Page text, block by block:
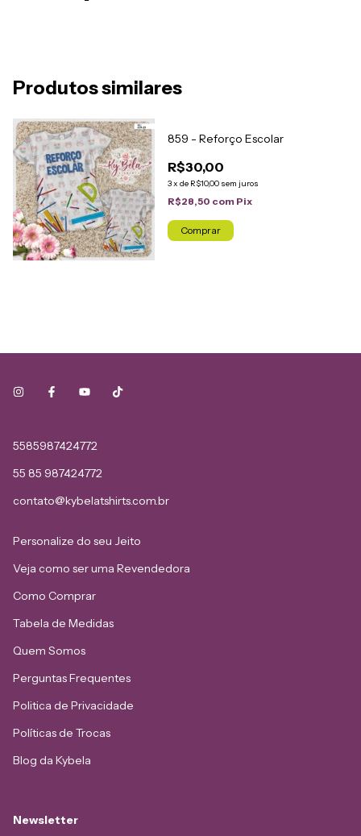
Produtos similares
859 - Reforço Escolar
R$30,00
3x de R$10,00 sem juros
R$28,50 com Pix
Comprar
5585987424772
55 85 987424772
contato@kybelatshirts.com.br
Personalize do seu Jeito
Veja como ser uma Revendedora
Como Comprar
Tabela de Medidas
Quem Somos
Perguntas Frequentes
Politica de Privacidade
Políticas de Trocas
Blog da Kybela
Newsletter